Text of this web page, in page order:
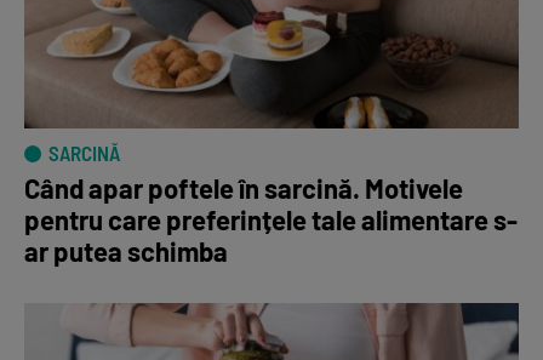
SARCINĂ
Când apar poftele în sarcină. Motivele
pentru care preferințele tale alimentare s-
ar putea schimba